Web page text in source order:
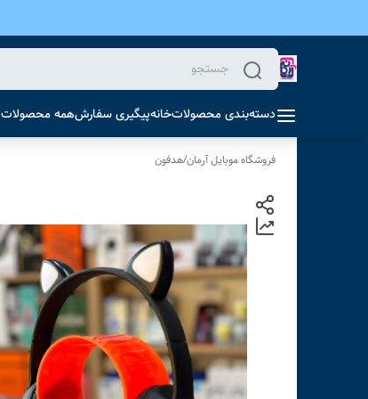
دسته‌بندی محصولاتخانهپیگیری سفارشهمه محصولات
فروشگاه موبایل آرمان/هدفون